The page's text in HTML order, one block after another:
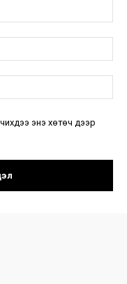
энэ хөтөч дээр